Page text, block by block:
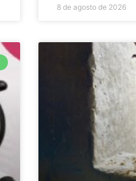
8 de agosto de 2026